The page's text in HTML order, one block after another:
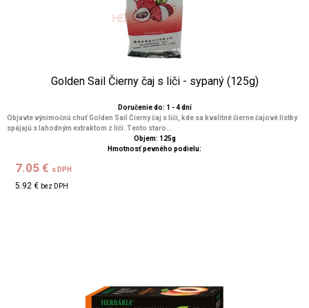
Golden Sail Čierny čaj s liči - sypaný (125g)
Doručenie do: 1 - 4 dní
Objavte výnimočnú chuť Golden Sail Čierny čaj s liči, kde sa kvalitné čierne čajové lístky
spájajú s lahodným extraktom z liči. Tento staro...
Objem: 125g
Hmotnosť pevného podielu:
7.05 € s DPH
5.92 € bez DPH